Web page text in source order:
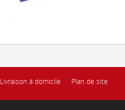
Livraison à domicile Plan de site